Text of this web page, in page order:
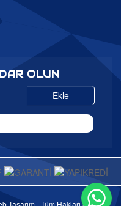
OLUN
Ekle
Tasarım - Tüm Hakları Saklıdır.